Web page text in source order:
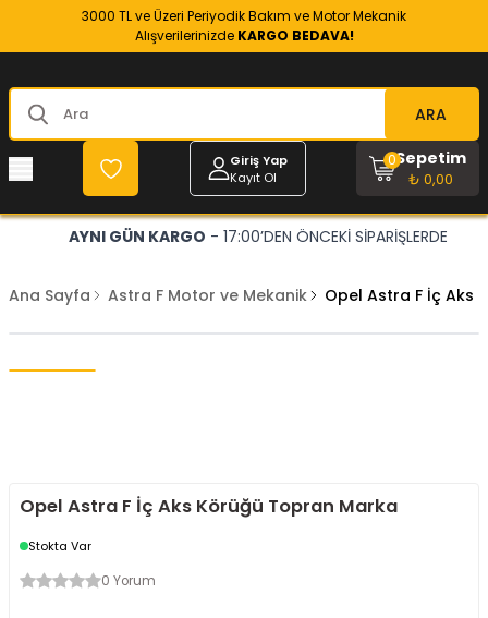
3000 TL ve Üzeri Periyodik Bakım ve Motor Mekanik
Alışverilerinizde KARGO BEDAVA!
ARA
Giriş Yap
Kayıt Ol
Sepetim
₺ 0,00
0
AYNI GÜN KARGO - 17:00’DEN ÖNCEKİ SİPARİŞLERDE
Ana Sayfa Astra F Motor ve Mekanik Opel Astra F İç Aks
Opel Astra F İç Aks Körüğü Topran Marka
Stokta Var
0 Yorum